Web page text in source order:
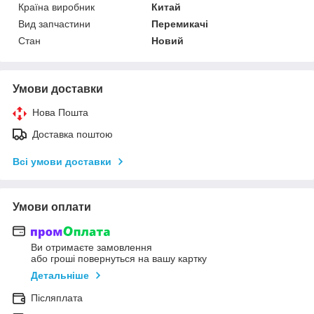
Країна виробник
Китай
Вид запчастини
Перемикачі
Стан
Новий
Умови доставки
Нова Пошта
Доставка поштою
Всі умови доставки
Умови оплати
Ви отримаєте замовлення
або гроші повернуться на вашу картку
Детальніше
Післяплата